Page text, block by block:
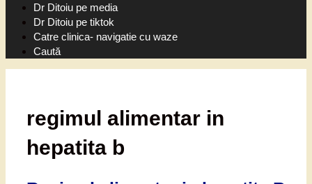
Dr Ditoiu pe media
Dr Ditoiu pe tiktok
Catre clinica- navigatie cu waze
Caută
regimul alimentar in
hepatita b